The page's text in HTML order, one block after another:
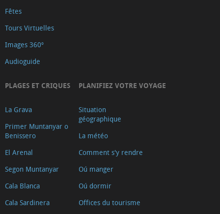
Fêtes
Tours Virtuelles
Images 360º
Audioguide
PLAGES ET CRIQUES
La Grava
Primer Muntanyar o
Benissero
El Arenal
Segon Muntanyar
Cala Blanca
Cala Sardinera
PLANIFIEZ VOTRE VOYAGE
Situation
géographique
La météo
Comment s'y rendre
Oú manger
Oú dormir
Offices du tourisme